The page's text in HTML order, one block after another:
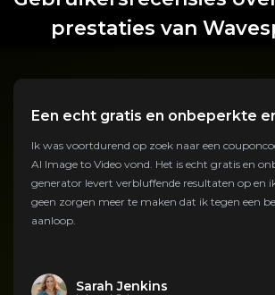
prestaties van
Een echt gratis en onbeperkte
Ik was voortdurend op zoek naar een
AI Image to Video vond. Het is echt gratis en
generator levert verbluffende resultaten op en
geen zorgen meer te maken dat ik tegen een
aanloop.
Sarah Jenkins